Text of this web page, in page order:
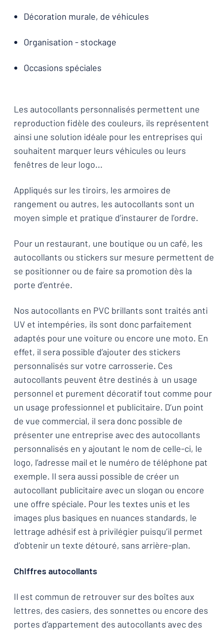
Décoration murale, de véhicules
Organisation - stockage
Occasions spéciales
Les autocollants personnalisés permettent une
reproduction fidèle des couleurs, ils représentent
ainsi une solution idéale pour les entreprises qui
souhaitent marquer leurs véhicules ou leurs
fenêtres de leur logo...
Appliqués sur les tiroirs, les armoires de
rangement ou autres, les autocollants sont un
moyen simple et pratique d’instaurer de l’ordre.
Pour un restaurant, une boutique ou un café, les
autocollants ou stickers sur mesure permettent de
se positionner ou de faire sa promotion dès la
porte d’entrée.
Nos autocollants en PVC brillants sont traités anti
UV et intempéries, ils sont donc parfaitement
adaptés pour une voiture ou encore une moto. En
effet, il sera possible d’ajouter des stickers
personnalisés sur votre carrosserie. Ces
autocollants peuvent être destinés à un usage
personnel et purement décoratif tout comme pour
un usage professionnel et publicitaire. D’un point
de vue commercial, il sera donc possible de
présenter une entreprise avec des autocollants
personnalisés en y ajoutant le nom de celle-ci, le
logo, l’adresse mail et le numéro de téléphone pat
exemple. Il sera aussi possible de créer un
autocollant publicitaire avec un slogan ou encore
une offre spéciale. Pour les textes unis et les
images plus basiques en nuances standards, le
lettrage adhésif est à privilégier puisqu’il permet
d’obtenir un texte détouré, sans arrière-plan.
Chiffres autocollants
Il est commun de retrouver sur des boîtes aux
lettres, des casiers, des sonnettes ou encore des
portes d’appartement des autocollants avec des